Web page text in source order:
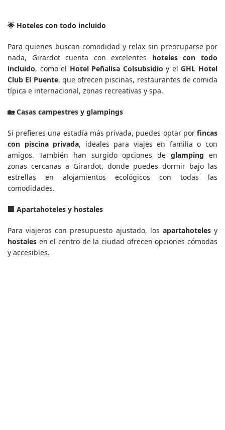
🌟 Hoteles con todo incluido
Para quienes buscan comodidad y relax sin preocuparse por
nada, Girardot cuenta con excelentes hoteles con todo
incluido, como el Hotel Peñalisa Colsubsidio y elGHL Hotel
Club El Puente, que ofrecen piscinas, restaurantes de comida
típica e internacional, zonas recreativas y spa.
🏡 Casas campestres y glampings
Si prefieres una estadía más privada, puedes optar por fincas
con piscina privada, ideales para viajes en familia o con
amigos. También han surgido opciones deglamping en
zonas cercanas a Girardot, donde puedes dormir bajo las
estrellas en alojamientos ecológicos con todas las
comodidades.
🏢 Apartahoteles y hostales
Para viajeros con presupuesto ajustado, los apartahotelesy
hostales en el centro de la ciudad ofrecen opciones cómodas
y accesibles.